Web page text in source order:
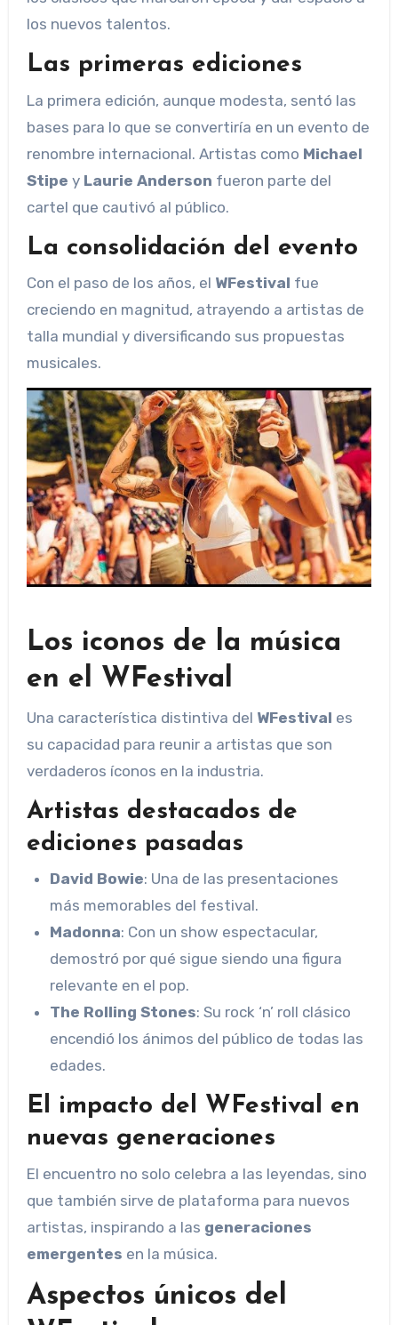
los nuevos talentos.
Las primeras ediciones
La primera edición, aunque modesta, sentó las
bases para lo que se convertiría en un evento de
renombre internacional. Artistas como Michael
Stipe y Laurie Anderson fueron parte del
cartel que cautivó al público.
La consolidación del evento
Con el paso de los años, el WFestival fue
creciendo en magnitud, atrayendo a artistas de
talla mundial y diversificando sus propuestas
musicales.
Los iconos de la música
en el WFestival
Una característica distintiva del WFestival es
su capacidad para reunir a artistas que son
verdaderos íconos en la industria.
Artistas destacados de
ediciones pasadas
David Bowie: Una de las presentaciones
más memorables del festival.
Madonna: Con un show espectacular,
demostró por qué sigue siendo una figura
relevante en el pop.
The Rolling Stones: Su rock ‘n’ roll clásico
encendió los ánimos del público de todas las
edades.
El impacto del WFestival en
nuevas generaciones
El encuentro no solo celebra a las leyendas, sino
que también sirve de plataforma para nuevos
artistas, inspirando a las generaciones
emergentes en la música.
Aspectos únicos del